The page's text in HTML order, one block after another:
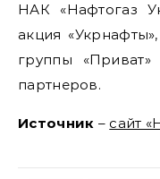
НАК «Нафтогаз
акция
группы
партнеров.
Источник – сайт